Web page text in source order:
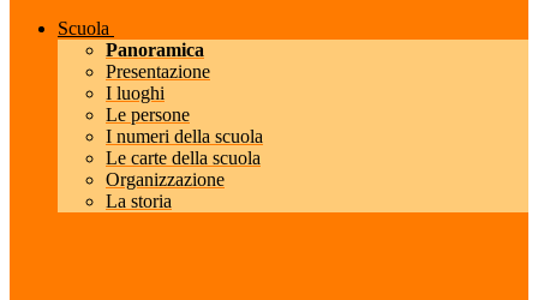
Scuola
Panoramica
Presentazione
I luoghi
Le persone
I numeri della scuola
Le carte della scuola
Organizzazione
La storia